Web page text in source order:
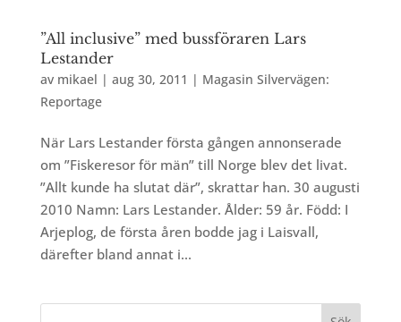
”All inclusive” med bussföraren Lars
Lestander
av mikael | aug 30, 2011 | Magasin Silvervägen:
Reportage
När Lars Lestander första gången annonserade
om ”Fiskeresor för män” till Norge blev det livat.
”Allt kunde ha slutat där”, skrattar han. 30 augusti
2010 Namn: Lars Lestander. Ålder: 59 år. Född: I
Arjeplog, de första åren bodde jag i Laisvall,
därefter bland annat i...